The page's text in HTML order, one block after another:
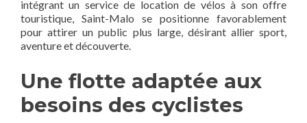
intégrant un service de location de vélos à son offre
touristique, Saint-Malo se positionne favorablement
pour attirer un public plus large, désirant allier sport,
aventure et découverte.
Une flotte adaptée aux
besoins des cyclistes